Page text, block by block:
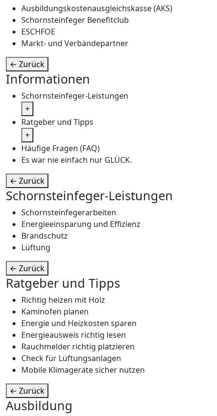
Ausbildungskostenausgleichskasse (AKS)
Schornsteinfeger Benefitclub
ESCHFOE
Markt- und Verbändepartner
← Zurück
Informationen
Schornsteinfeger-Leistungen
+
Ratgeber und Tipps
+
Häufige Fragen (FAQ)
Es war nie einfach nur GLÜCK.
← Zurück
Schornsteinfeger-Leistungen
Schornsteinfegerarbeiten
Energieeinsparung und Effizienz
Brandschutz
Lüftung
← Zurück
Ratgeber und Tipps
Richtig heizen mit Holz
Kaminofen planen
Energie und Heizkosten sparen
Energieausweis richtig lesen
Rauchmelder richtig platzieren
Check für Lüftungsanlagen
Mobile Klimageräte sicher nutzen
← Zurück
Ausbildung